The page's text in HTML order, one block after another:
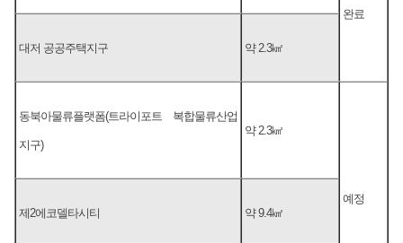
완료
대저 공공주택지구 약 2.3㎢
동북아물류플랫폼(트라이포트 복합물류산업
지구)
약 2.3㎢
예정
제2에코델타시티
약 9.4㎢